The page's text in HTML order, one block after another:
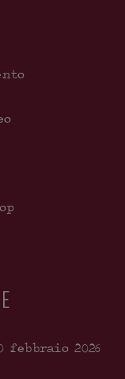
febbraio 2026